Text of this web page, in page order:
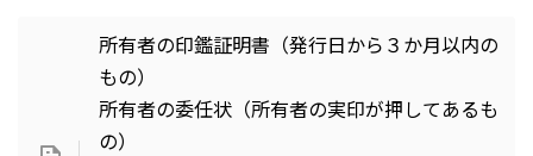
所有者の印鑑証明書（発行日から３か月以内の
もの）
所有者の委任状（所有者の実印が押してあるも
の）